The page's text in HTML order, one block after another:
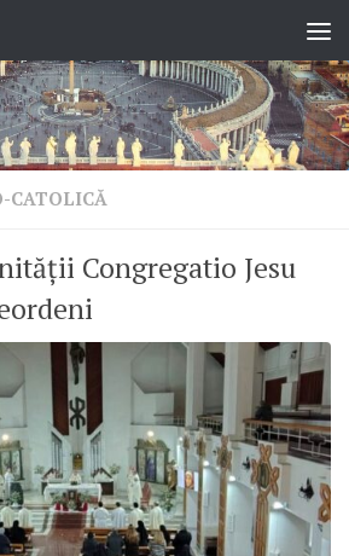
CATOLICĂ
Congregatio Jesu